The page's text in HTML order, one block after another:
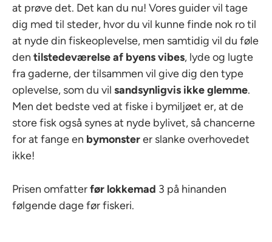
at prøve det. Det kan du nu! Vores guider vil tage
dig med til steder, hvor du vil kunne finde nok ro til
at nyde din fiskeoplevelse, men samtidig vil du føle
den tilstedeværelse af byens vibes, lyde og lugte
fra gaderne, der tilsammen vil give dig den type
oplevelse, som du vil sandsynligvis ikke glemme.
Men det bedste ved at fiske i bymiljøet er, at de
store fisk også synes at nyde bylivet, så chancerne
for at fange en bymonsterer slanke overhovedet
ikke!
Prisen omfatterfør lokkemad 3 på hinanden
følgende dage før fiskeri.